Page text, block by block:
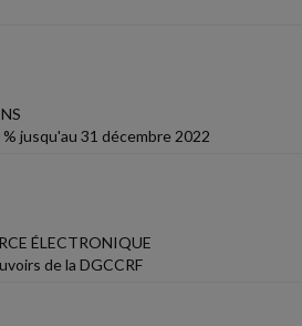
jusqu'au 31 décembre 2022
ÉLECTRONIQUE
de la DGCCRF